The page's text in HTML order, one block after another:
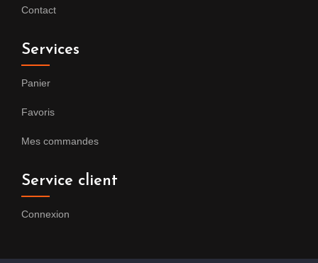
Contact
Services
Panier
Favoris
Mes commandes
Service client
Connexion